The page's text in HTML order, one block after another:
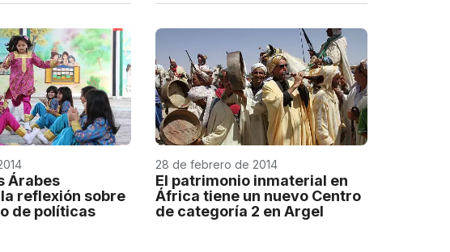
Árabes
reflexión sobre
de políticas
28 de febrero de 2014
El patrimonio inmaterial en
África tiene un nuevo Centro
de categoría 2 en Argel